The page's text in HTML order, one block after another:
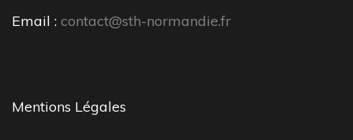
Email : contact@sth-normandie.fr
Mentions Légales